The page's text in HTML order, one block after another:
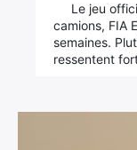
Le jeu
camions, FIA
semaines.
ressentent